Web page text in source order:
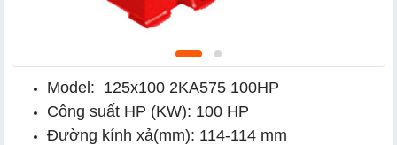
Model: 125x100 2KA575 100HP
Công suất HP (KW): 100 HP
Đường kính xả(mm): 114-114 mm